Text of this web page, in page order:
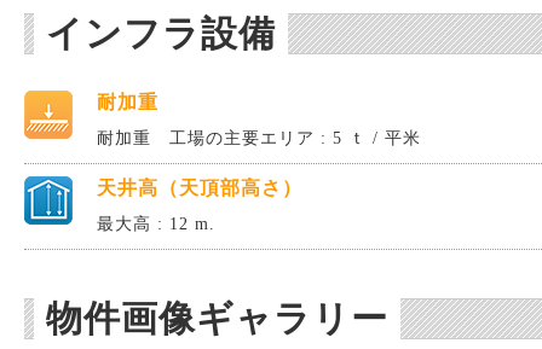
インフラ設備
耐加重
耐加重 工場の主要エリア : 5 ｔ / 平米
天井高（天頂部高さ）
最大高 : 12 m.
物件画像ギャラリー